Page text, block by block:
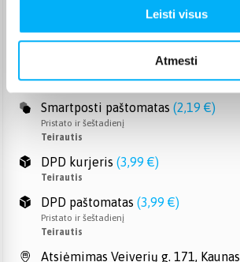
Leisti visus
Atmesti
2,99 € )
(2,39 € )
Teirautis
Smartposti paštomatas (2,19 €)
Pristato ir šeštadienį
Teirautis
DPD kurjeris (3,99 €)
Teirautis
DPD paštomatas (3,99 €)
Pristato ir šeštadienį
Teirautis
Atsiėmimas Veiverių g. 171, Kaunas